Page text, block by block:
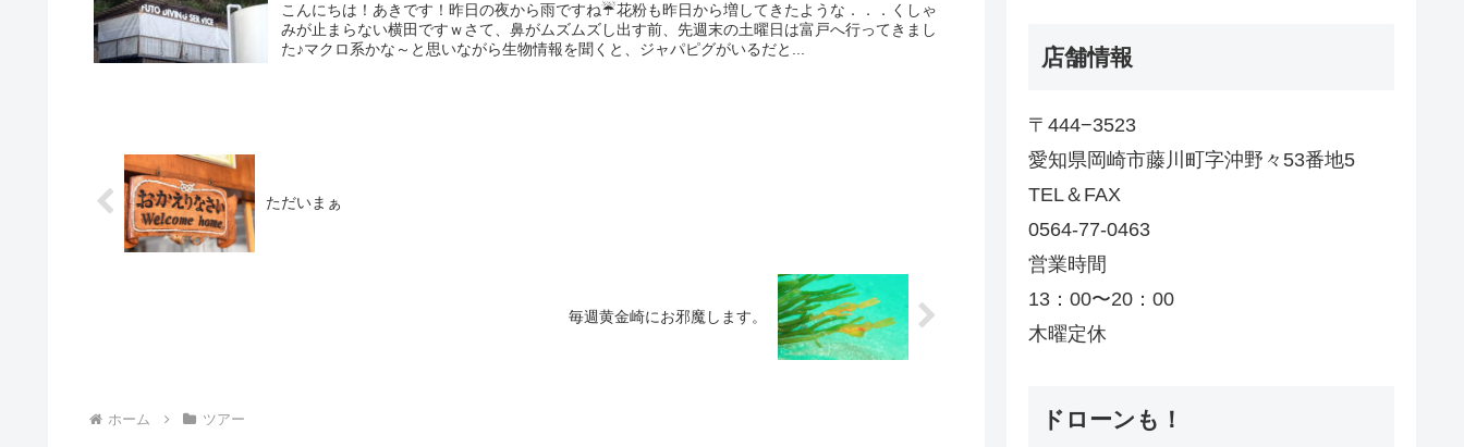
こんにちは！あきです！昨日の夜から雨ですね☔花粉も昨日から増してきたような．．．くしゃ
みが止まらない横田ですｗさて、鼻がムズムズし出す前、先週末の土曜日は富戸へ行ってきまし
た♪マクロ系かな～と思いながら生物情報を聞くと、ジャパピグがいるだと...
ただいまぁ
毎週黄金崎にお邪魔します。
ホーム ツアー
店舗情報
〒444−3523
愛知県岡崎市藤川町字沖野々53番地5
TEL＆FAX
0564-77-0463
営業時間
13：00〜20：00
木曜定休
ドローンも！